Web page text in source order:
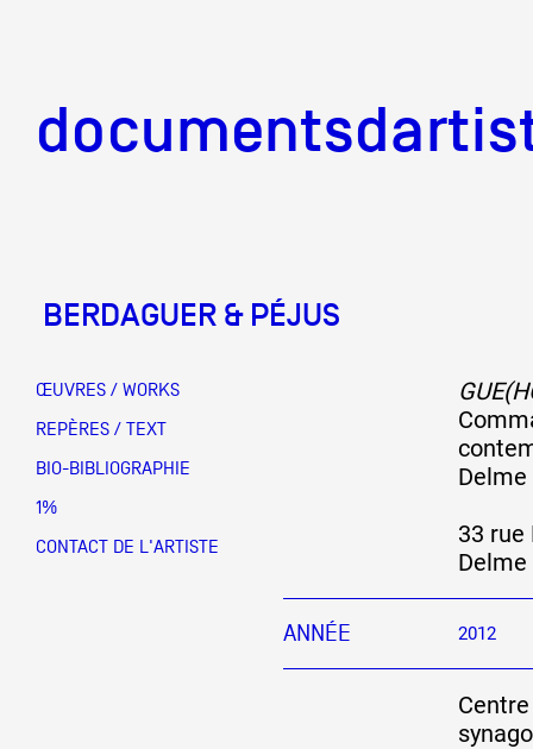
Partenaires
BERDAGUER & PÉJUS
ŒUVRES / WORKS
REPÈRES / TEXT
BIO-BIBLIOGRAPHIE
1%
CONTACT DE L'ARTISTE
Delme
33 rue
Delme
ANNÉE 2012